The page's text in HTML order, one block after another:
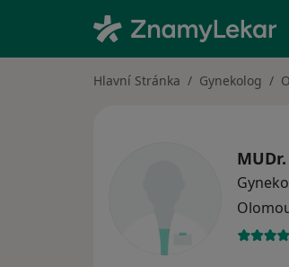
Hlavní Stránka Gynekolog
MUDr.